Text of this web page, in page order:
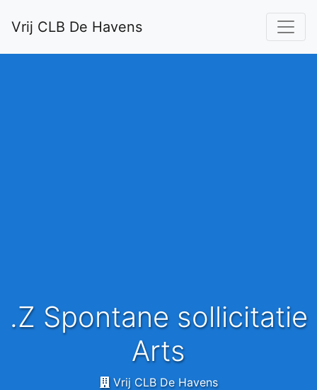
Vrij CLB De Havens
.Z Spontane sollicitatie
Arts
Vrij CLB De Havens